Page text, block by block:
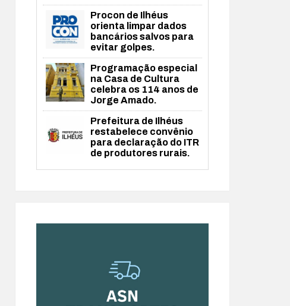
Procon de Ilhéus
orienta limpar dados
bancários salvos para
evitar golpes.
Programação especial
na Casa de Cultura
celebra os 114 anos de
Jorge Amado.
Prefeitura de Ilhéus
restabelece convênio
para declaração do ITR
de produtores rurais.